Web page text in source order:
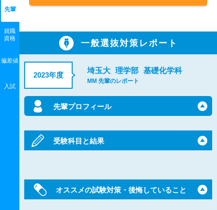
先輩
就職
資格
偏差値
入試
一般選抜対策レポート
2023年度
埼玉大 理学部 基礎化学科
MM 先輩のレポート
先輩プロフィール
受験科目と結果
オススメの試験対策・後悔していること